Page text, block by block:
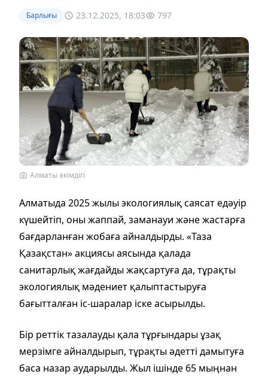
Барлығы 23.12.2025, 18:03 797
Алматы әкімдігі
Алматыда 2025 жылы экологиялық саясат едәуір
күшейтіп, оны жаппай, заманауи және жастарға
бағдарланған жобаға айналдырды. «Таза
Қазақстан» акциясы аясында қалада
санитарлық жағдайды жақсартуға да, тұрақты
экологиялық мәдениет қалыптастыруға
бағытталған іс-шаралар іске асырылды.
Бір реттік тазалауды қала тұрғындары ұзақ
мерзімге айналдырып, тұрақты әдетті дамытуға
баса назар аударылды. Жыл ішінде 65 мыңнан